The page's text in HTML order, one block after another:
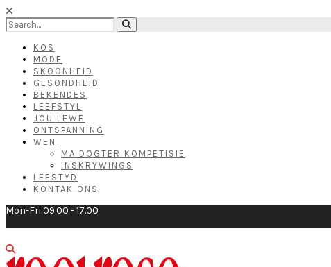
KOS
MODE
SKOONHEID
GESONDHEID
BEKENDES
LEEFSTYL
JOU LEWE
ONTSPANNING
WEN
MA DOGTER KOMPETISIE
INSKRYWINGS
LEESTYD
KONTAK ONS
Mon-Fri 09.00 - 17.00